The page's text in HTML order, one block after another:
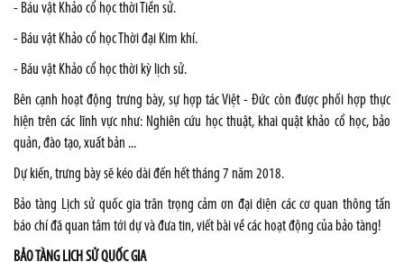
- Báu vật Khảo cổ học thời Tiền sử.
- Báu vật Khảo cổ học Thời đại Kim khí.
- Báu vật Khảo cổ học thời kỳ lịch sử.
Bên cạnh hoạt động trưng bày, sự hợp tác Việt - Đức còn được phối hợp thực
hiện trên các lĩnh vực như: Nghiên cứu học thuật, khai quật khảo cổ học, bảo
quản, đào tạo, xuất bản ...
Dự kiến, trưng bày sẽ kéo dài đến hết tháng 7 năm 2018.
Bảo tàng Lịch sử quốc gia trân trọng cảm ơn đại diện các cơ quan thông tấn
báo chí đã quan tâm tới dự và đưa tin, viết bài về các hoạt động của bảo tàng!
BẢO TÀNG LỊCH SỬ QUỐC GIA